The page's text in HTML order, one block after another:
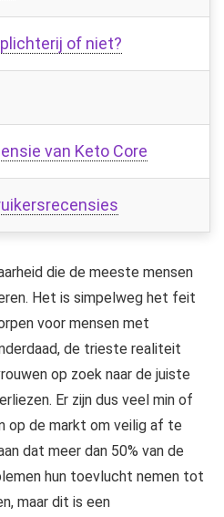
of niet?
van Keto Core
die de meeste mensen
Het is simpelweg het feit
voor mensen met
de trieste realiteit
op zoek naar de juiste
Er zijn dus veel min of
de markt om veilig af te
dat meer dan 50% van de
hun toevlucht nemen tot
maar dit is een